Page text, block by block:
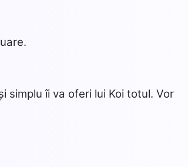
simplu îi va oferi lui Koi totul. Vor